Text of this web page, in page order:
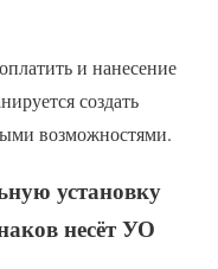
и нанесение
создать
возможностями.
установку
несёт УО